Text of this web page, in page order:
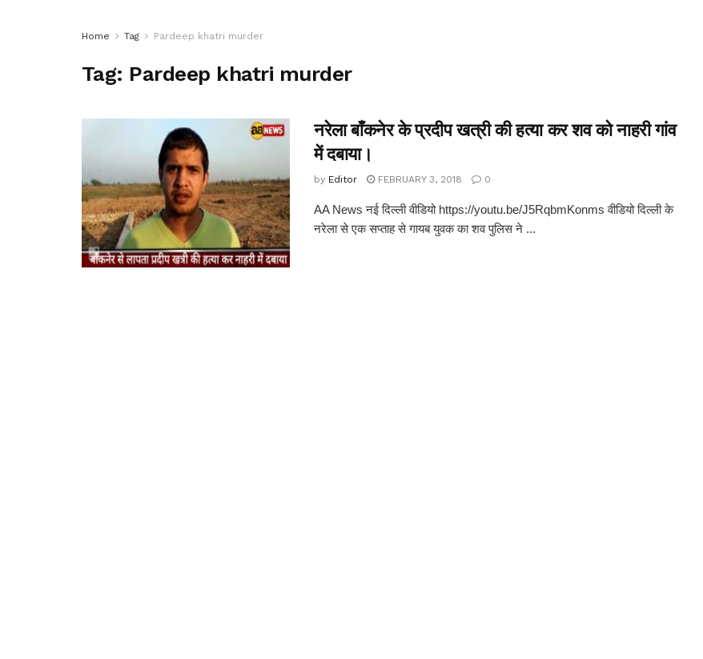
Home Tag Pardeep khatri murder
Tag: Pardeep khatri murder
नरेला बाँकनेर के प्रदीप खत्री की हत्या कर शव को नाहरी गांव
में दबाया।
by Editor FEBRUARY 3, 2018 0
AA News नई दिल्ली वीडियो https://youtu.be/J5RqbmKonms वीडियो दिल्ली के
नरेला से एक सप्ताह से गायब युवक का शव पुलिस ने ...